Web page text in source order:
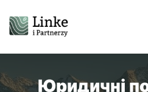
Юридичні